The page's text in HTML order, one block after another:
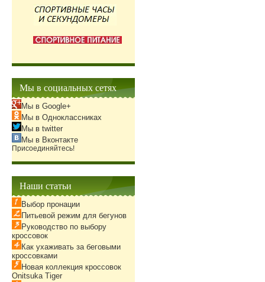
Мы в социальных сетях
Мы в Google+
Мы в Одноклассниках
Мы в twitter
Мы в Вконтакте
Присоединяйтесь!
Наши статьи
Выбор пронации
Питьевой режим для бегунов
Руководство по выбору
кроссовок
Как ухаживать за беговыми
кроссовками
Новая коллекция кроссовок
Onitsuka Tiger